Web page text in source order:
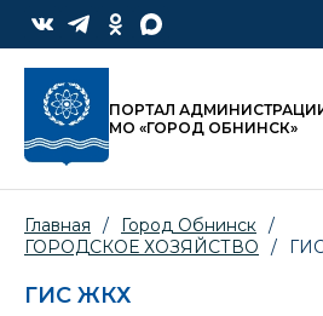
ПОРТАЛ
МО «ГОРОД ОБНИНСК»
Главная / Город Обнинск /
ГОРОДСКОЕ ХОЗЯЙСТВО
/
ГИС ЖКХ